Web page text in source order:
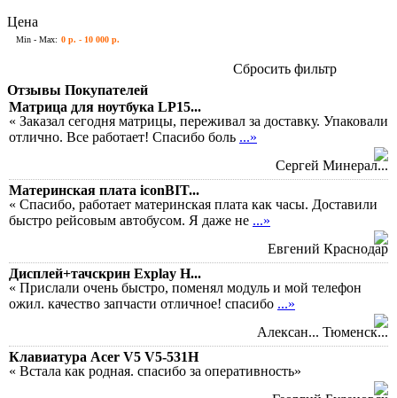
Цена
Min - Max: 0 р. - 10 000 р.
Сбросить фильтр
Отзывы Покупателей
Матрица для ноутбука LP15...
« Заказал сегодня матрицы, переживал за доставку. Упаковали
отлично. Все работает! Спасибо боль ...»
Сергей Минерал...
Материнская плата iconBIT...
« Спасибо, работает материнская плата как часы. Доставили
быстро рейсовым автобусом. Я даже не ...»
Евгений Краснодар
Дисплей+тачскрин Explay H...
« Прислали очень быстро, поменял модуль и мой телефон
ожил. качество запчасти отличное! спасибо ...»
Алексан... Тюменск...
Клавиатура Acer V5 V5-531H
« Встала как родная. спасибо за оперативность»